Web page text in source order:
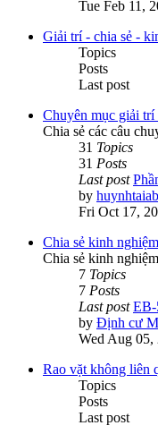
Tue Feb 11,
Giải trí - chia sẻ -
Topics
Posts
Last post
Chuyên mục giải
Chia sẻ các câu
31 Topics
31 Posts
Last post
by
Fri Oct 17,
Chia sẻ kinh nghiệm
Chia sẻ kinh
7 Topics
7 Posts
Last post
by Định cư
Wed Aug 05,
Rao vặt không liên
Topics
Posts
Last post